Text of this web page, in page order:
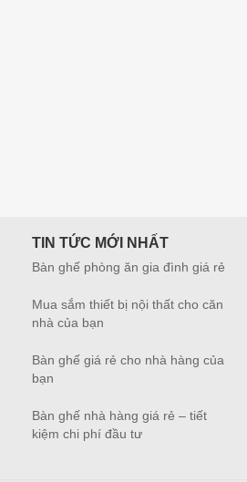
TIN TỨC MỚI NHẤT
Bàn ghế phòng ăn gia đình giá rẻ
Mua sắm thiết bị nội thất cho căn
nhà của bạn
Bàn ghế giá rẻ cho nhà hàng của
bạn
Bàn ghế nhà hàng giá rẻ – tiết
kiệm chi phí đầu tư